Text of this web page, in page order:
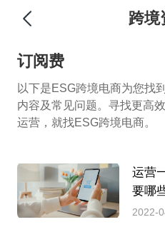
跨境
订阅费
以下是ESG跨境电商为您找
内容及常见问题。寻找更高
运营，就找ESG跨境电商。
运营
要哪
2022-